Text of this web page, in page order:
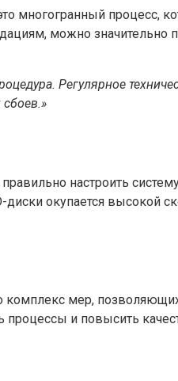
многогранный процесс,
можно значительно
Регулярное
сбоев.»
настроить
окупается высокой
комплекс мер,
процессы и повысить